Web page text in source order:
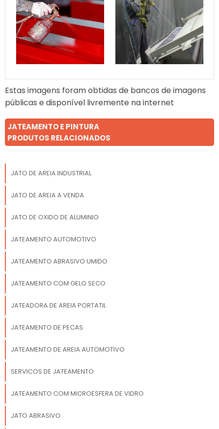
Estas imagens foram obtidas de bancos de imagens
públicas e disponível livremente na internet
JATEAMENTO E PINTURA
PRODUTOS RELACIONADOS
JATO DE AREIA INDUSTRIAL
JATO DE AREIA A VENDA
JATO DE OXIDO DE ALUMINIO
JATEAMENTO AUTOMOTIVO
JATEAMENTO ABRASIVO UMIDO
JATEAMENTO COM GELO SECO
JATEADORA DE AREIA PORTATIL
JATEAMENTO DE PECAS
JATEAMENTO DE AREIA AUTOMOTIVO
SERVICOS DE JATEAMENTO
JATEAMENTO COM MICROESFERA DE VIDRO
JATO ABRASIVO